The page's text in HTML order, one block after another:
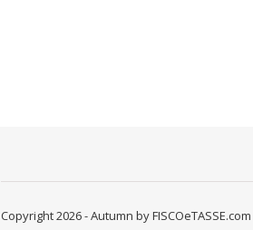
Copyright 2026 - Autumn by FISCOeTASSE.com